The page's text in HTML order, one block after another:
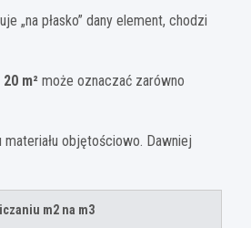
„na płasko” dany element, chodzi
20 m² może oznaczać zarówno
objętościowo. Dawniej
m2 na m3